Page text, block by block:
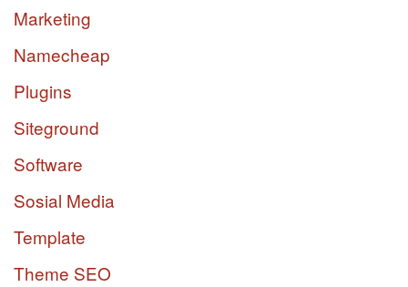
Marketing
Namecheap
Plugins
Siteground
Software
Sosial Media
Template
Theme SEO